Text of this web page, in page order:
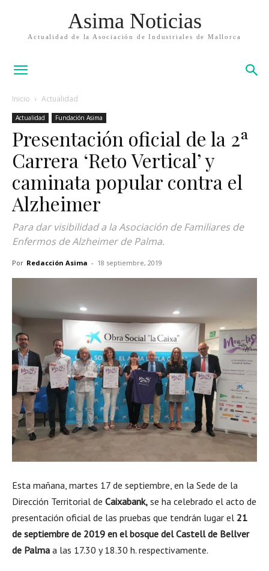
Asima Noticias
Actualidad de la Asociación de Industriales de Mallorca
Inicio Actualidad
Actualidad Fundación Asima
Presentación oficial de la 2ª
Carrera ‘Reto Vertical’ y
caminata popular contra el
Alzheimer
Para dar visibilidad a la Asociación de Familiares de
Enfermos de Alzheimer de Palma.
Por Redacción Asima - 18 septiembre, 2019
Esta mañana, martes 17 de septiembre, en la Sede de la
Dirección Territorial de Caixabank, se ha celebrado el acto de
presentación oficial de las pruebas que tendrán lugar el 21
de septiembre de 2019 en el bosque del Castell de Bellver
de Palma a las 17.30 y 18.30 h. respectivamente.